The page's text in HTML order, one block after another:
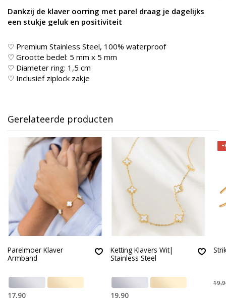
Dankzij de klaver oorring met parel draag je dagelijks
een stukje geluk en positiviteit
♡ Premium Stainless Steel, 100% waterproof
♡ Grootte bedel: 5 mm x 5 mm
♡ Diameter ring: 1,5 cm
♡ Inclusief ziplock zakje
Gerelateerde producten
Parelmoer Klaver
Armband
17,90
Ketting Klavers Wit|
Stainless Steel
19,90
-